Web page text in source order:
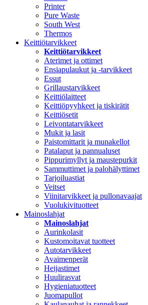
Printer
Pure Waste
South West
Thermos
Keittiötarvikkeet
Keittiötarvikkeet
Aterimet ja ottimet
Ensiapulaukut ja -tarvikkeet
Essut
Grillaustarvikkeet
Keittiölaitteet
Keittiöpyyhkeet ja tiskirätit
Keittiösetit
Leivontatarvikkeet
Mukit ja lasit
Paistomittarit ja munakellot
Patalaput ja pannualuset
Pippurimyllyt ja maustepurkit
Sammuttimet ja palohälyttimet
Tarjoiluastiat
Veitset
Viinitarvikkeet ja pullonavaajat
Vuolukivituotteet
Mainoslahjat
Mainoslahjat
Aurinkolasit
Kustomoitavat tuotteet
Autotarvikkeet
Avaimenperät
Heijastimet
Huulirasvat
Hygieniatuotteet
Juomapullot